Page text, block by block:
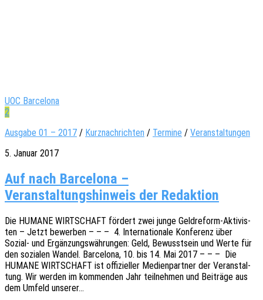
UOC Barcelona
2
Ausgabe 01 – 2017 / Kurznachrichten / Termine / Veranstaltungen
5. Januar 2017
Auf nach Barcelona –
Veranstaltungshinweis der Redaktion
Die HUMANE WIRTSCHAFT fördert zwei junge Geld­­re­­form-Akti­­vis­­
ten – Jetzt bewer­ben – – – 4. Inter­na­tio­na­le Konfe­renz über
Sozial- und Ergän­zungs­wäh­run­gen: Geld, Bewusst­sein und Werte für
den sozia­len Wandel. Barce­lo­na, 10. bis 14. Mai 2017 – – – Die
HUMANE WIRTSCHAFT ist offi­zi­el­ler Medi­en­part­ner der Veran­stal­
tung. Wir werden im kommen­den Jahr teil­neh­men und Beiträ­ge aus
dem Umfeld unserer…